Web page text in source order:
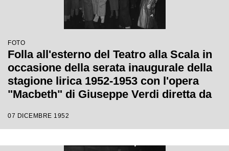
FOTO
Folla all'esterno del Teatro alla Scala in
occasione della serata inaugurale della
stagione lirica 1952-1953 con l'opera
"Macbeth" di Giuseppe Verdi diretta da
Ebert
07 DICEMBRE 1952